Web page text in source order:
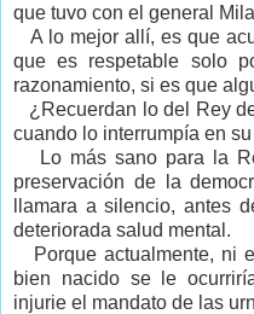
que tuvo con el general
A lo mejor allí, es que
que es respetable solo
razonamiento, si es que
¿Recuerdan lo del Rey
cuando lo interrumpía en
Lo más sano para la
preservación de la
llamara a silencio, antes
deteriorada salud mental.
Porque actualmente, ni
bien nacido se le
injurie el mandato de las